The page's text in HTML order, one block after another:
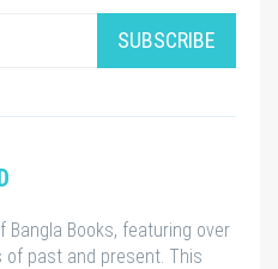
SUBSCRIBE
Books, featuring over
of past and present. This